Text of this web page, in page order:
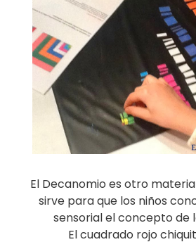
El Decanomio es otro
sirve para que los niños
sensorial el concepto de
El cuadrado rojo